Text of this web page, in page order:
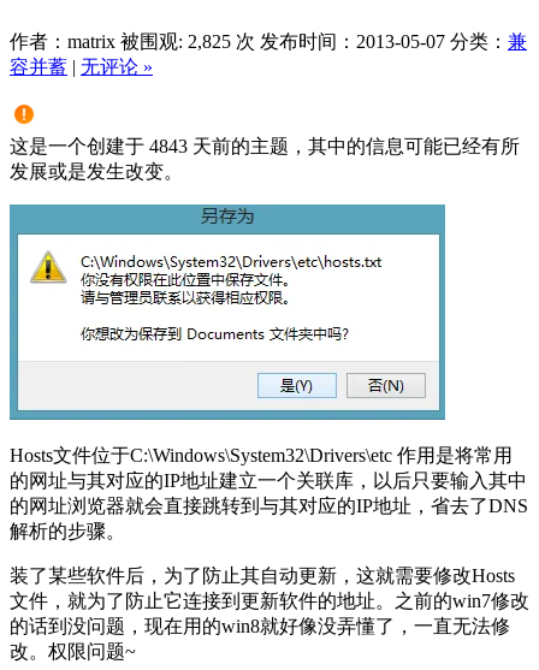
作者：matrix 被围观: 2,825 次 发布时间：2013-05-07 分类： 兼
容并蓄 | 无评论 »
这是一个创建于 4843 天前的主题，其中的信息可能已经有所
发展或是发生改变。
Hosts文件位于C:\Windows\System32\Drivers\etc 作用是将常用
的网址与其对应的IP地址建立一个关联库，以后只要输入其中
的网址浏览器就会直接跳转到与其对应的IP地址，省去了DNS
解析的步骤。
装了某些软件后，为了防止其自动更新，这就需要修改Hosts
文件，就为了防止它连接到更新软件的地址。之前的win7修改
的话到没问题，现在用的win8就好像没弄懂了，一直无法修
改。权限问题~